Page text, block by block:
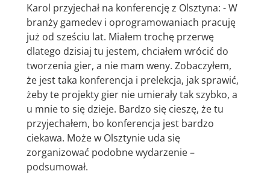
Karol przyjechał na konferencję z Olsztyna: - W
branży gamedev i oprogramowaniach pracuję
już od sześciu lat. Miałem trochę przerwę
dlatego dzisiaj tu jestem, chciałem wrócić do
tworzenia gier, a nie mam weny. Zobaczyłem,
że jest taka konferencja i prelekcja, jak sprawić,
żeby te projekty gier nie umierały tak szybko, a
u mnie to się dzieje. Bardzo się cieszę, że tu
przyjechałem, bo konferencja jest bardzo
ciekawa. Może w Olsztynie uda się
zorganizować podobne wydarzenie –
podsumował.